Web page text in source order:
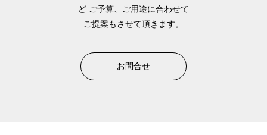
ど ご予算、ご用途に合わせて
ご提案もさせて頂きます。
お問合せ